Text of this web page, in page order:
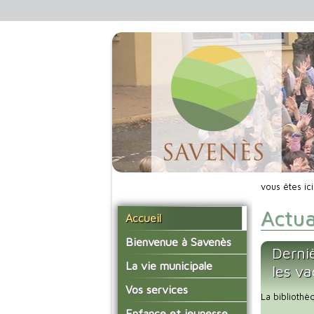
Accueil
Bienvenue à Savenès
Situer Savenès
Savenès en chiffre
L'histoire du village
La vie municipale
Vos élus
Les compte-rendus du
Vos services
La mairie
vous êtes
les
La